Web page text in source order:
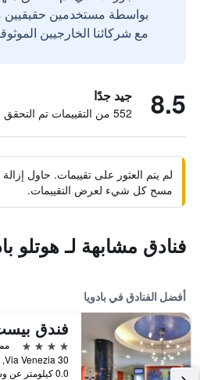
مع شركائنا الخارجيين
8.5 جيد جدًا
552 من التقييمات تم التحقق منها
لم يتم العثور على تقييمات. حاول
مسح كل شيء لعرض التقييمات.
فنادق مشابهة لـ هوتلو
أفضل الفنادق في بادويا
4 نجوم
0.0 كيلومتر عن وسط المدينة